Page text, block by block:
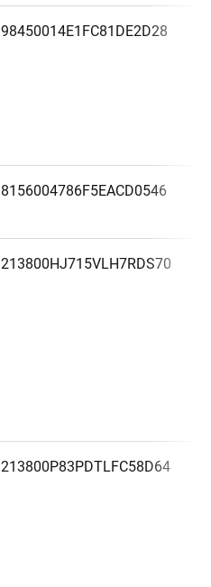
98450014E1FC81DE2D28
8156004786F5EACD0546
213800HJ715VLH7RDS70
213800P83PDTLFC58D64